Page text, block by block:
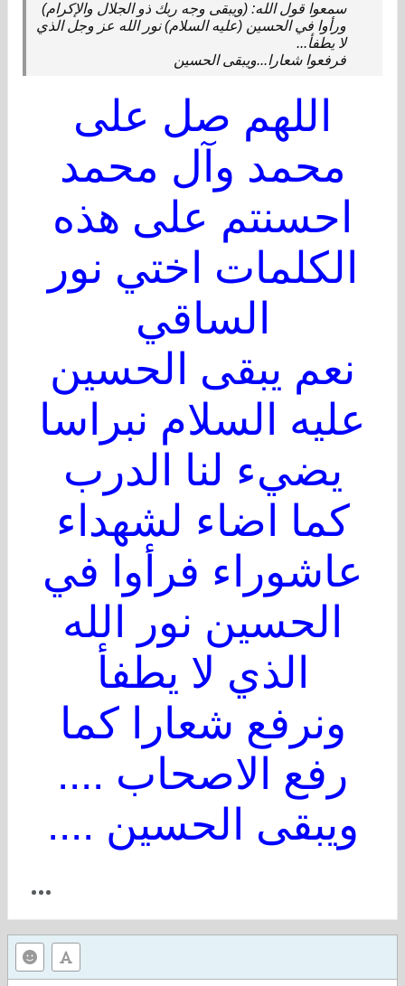
سمعوا قول الله: (ويبقى وجه ربك ذو الجلال والإكرام)
ورأوا في الحسين (عليه السلام) نور الله عز وجل الذي
لا يطفأ...
فرفعوا شعارا...ويبقى الحسين
اللهم صل على
محمد وآل محمد
احسنتم على هذه
الكلمات اختي نور
الساقي
نعم يبقى الحسين
عليه السلام نبراسا
يضيء لنا الدرب
كما اضاء لشهداء
عاشوراء فرأوا في
الحسين نور الله
الذي لا يطفأ
ونرفع شعارا كما
رفع الاصحاب ....
ويبقى الحسين ....